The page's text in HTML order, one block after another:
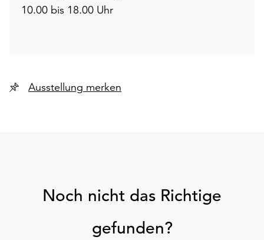
10.00 bis 18.00 Uhr
Ausstellung merken
Noch nicht das Richtige
gefunden?